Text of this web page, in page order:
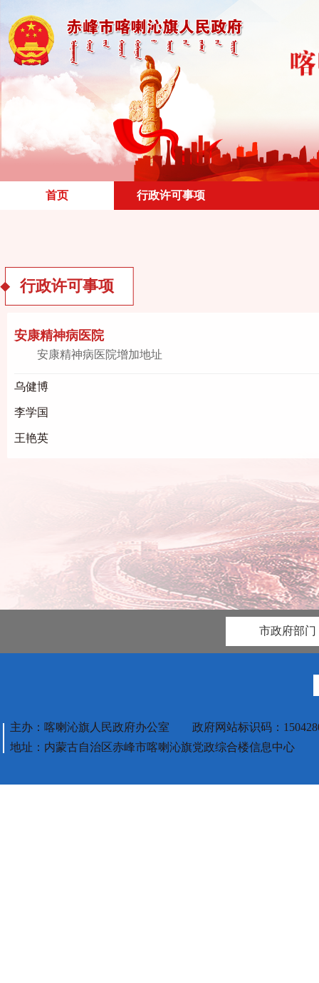
首页 行政许可事项
行政许可事项
安康精神病医院
安康精神病医院增加地址
乌健博
李学国
王艳英
市政府部门
主办：喀喇沁旗人民政府办公室 政府网站标识码：
地址：内蒙古自治区赤峰市喀喇沁旗党政综合楼信息中心